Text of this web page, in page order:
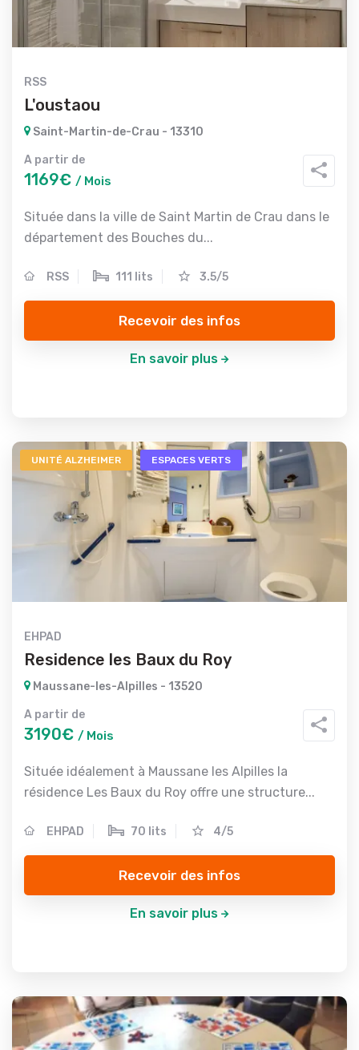
RSS
L'oustaou
Saint-Martin-de-Crau - 13310
A partir de
1169€ / Mois
Située dans la ville de Saint Martin de Crau dans le
département des Bouches du...
RSS 111 lits 3.5/5
Recevoir des infos
En savoir plus
UNITÉ ALZHEIMER ESPACES VERTS
EHPAD
Residence les Baux du Roy
Maussane-les-Alpilles - 13520
A partir de
3190€ / Mois
Située idéalement à Maussane les Alpilles la
résidence Les Baux du Roy offre une structure...
EHPAD 70 lits 4/5
Recevoir des infos
En savoir plus